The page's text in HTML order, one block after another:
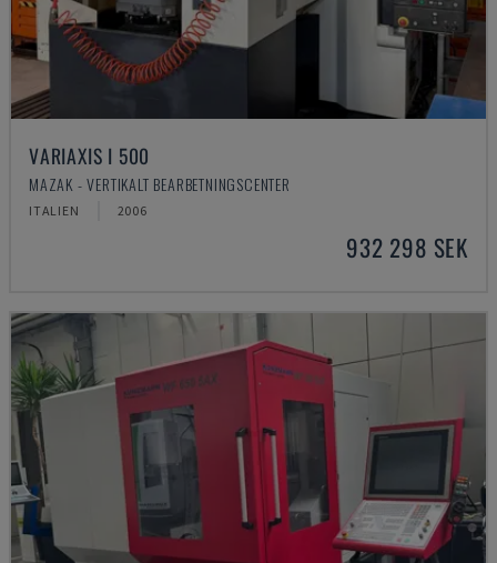
VARIAXIS I 500
MAZAK - VERTIKALT BEARBETNINGSCENTER
ITALIEN 2006
932 298 SEK